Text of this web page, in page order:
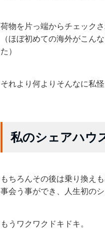
荷物を片っ端からチェック
（ほぼ初めての海外がこん
た）
それより何よりそんなに私
私のシェアハウ
もちろんその後は乗り換え
事会う事ができ、人生初の
もうワクワクドキドキ。